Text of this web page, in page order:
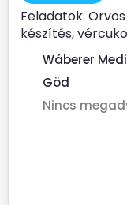
Feladatok:
készítés,
Wáberer
Göd
Nincs